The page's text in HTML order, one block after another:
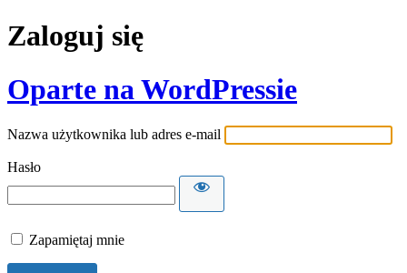
Zaloguj się
Oparte na WordPressie
Nazwa użytkownika lub adres e-mail
Hasło
Zapamiętaj mnie